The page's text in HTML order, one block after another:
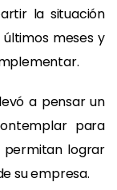
la situación
meses y
a pensar un
para
permitan lograr
su empresa.